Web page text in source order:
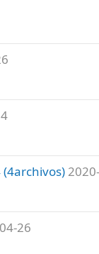
(4archivos)
26